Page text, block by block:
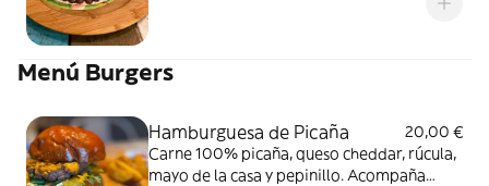
Menú Burgers
Hamburguesa de Picaña
20,00 €
Carne 100% picaña, queso cheddar, rúcula,
mayo de la casa y pepinillo. Acompaña